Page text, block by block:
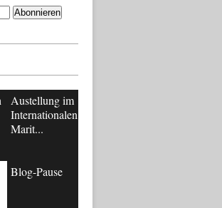
Austellung im
Internationalen
Marit...
Blog-Pause